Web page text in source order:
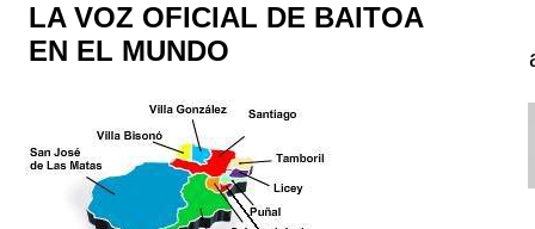
LA VOZ OFICIAL DE BAITOA
EN EL MUNDO